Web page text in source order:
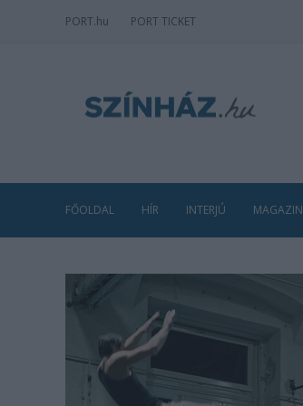
PORT.hu PORT TICKET
FŐOLDAL HÍR INTERJÚ MAGAZIN